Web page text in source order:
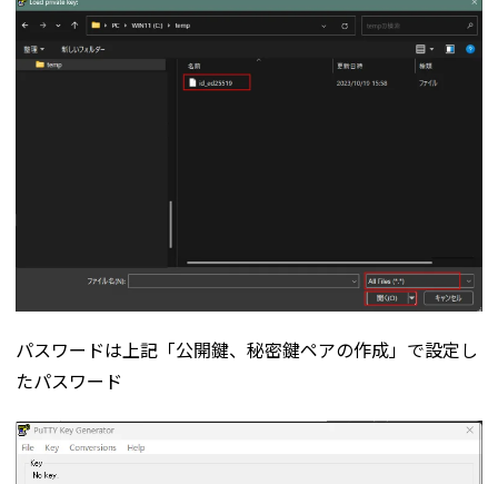
パスワードは上記「公開鍵、秘密鍵ペアの作成」で設定し
たパスワード